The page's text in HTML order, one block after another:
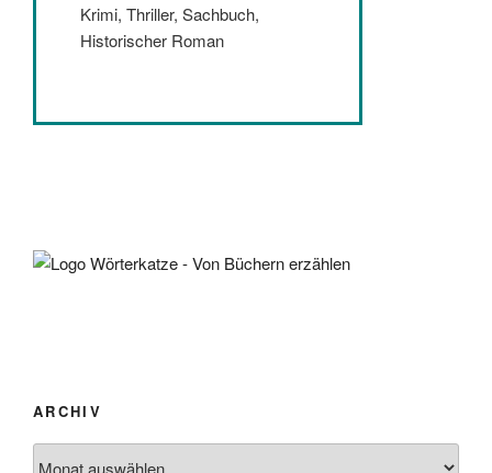
Krimi, Thriller, Sachbuch,
Historischer Roman
ARCHIV